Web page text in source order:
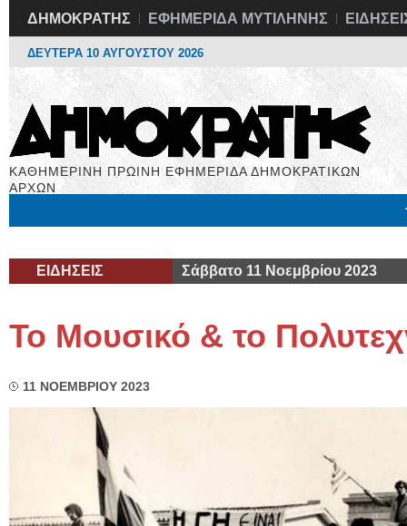
ΔΗΜΟΚΡΑΤΗΣ ΕΦΗΜΕΡΙΔΑ ΜΥΤΙΛΗΝΗΣ
ΔΕΥΤΕΡΑ 10 ΑΥΓΟΥΣΤΟΥ 2026
ΚΑΘΗΜΕΡΙΝΗ ΠΡΩΙΝΗ ΕΦΗΜΕΡΙΔΑ ΔΗΜΟΚΡΑΤΙΚΩΝ
ΑΡΧΩΝ
ΕΙΔΗΣΕΙΣ Σάββατο 11 Νοεμβρίου 2023
Το Μουσικό & το
11 ΝΟΕΜΒΡΙΟΥ 2023